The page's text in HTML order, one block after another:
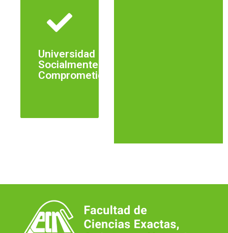
Universidad
Socialmente
Comprometida
Ver